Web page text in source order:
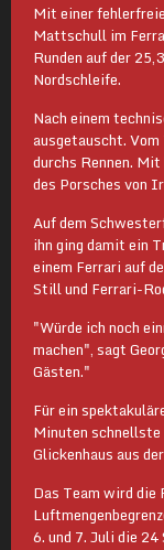
Mit einer
Mattschull im
Runden auf der
Nordschleife.
Nach einem
ausgetauscht. Vom
durchs Rennen.
des Porsches von
Auf dem
ihn ging damit ein
einem Ferrari auf
Still und Ferrari-
"Würde ich noch
machen", sagt
Gästen."
Für ein
Minuten schnellste
Glickenhaus aus
Das Team wird
6. und 7. Juli die